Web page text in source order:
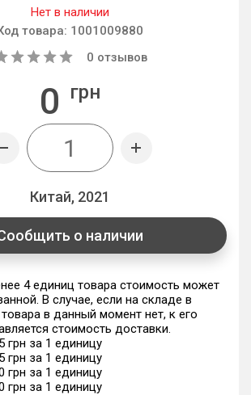
Нет в наличии
товара: 1001009880
0 отзывов
0 грн
Китай, 2021
о наличии
4 единиц товара стоимость может
В случае, если на складе в
в данный момент нет, к его
стоимость доставки.
грн за 1 единицу
грн за 1 единицу
грн за 1 единицу
грн за 1 единицу